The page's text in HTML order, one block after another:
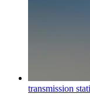
transmission